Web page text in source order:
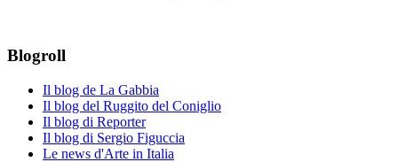
Blogroll
Il blog de La Gabbia
Il blog del Ruggito del Coniglio
Il blog di Reporter
Il blog di Sergio Figuccia
Le news d'Arte in Italia